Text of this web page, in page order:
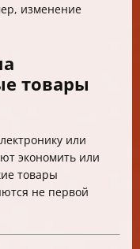
изменение
товары
или
экономить или
товары
не первой